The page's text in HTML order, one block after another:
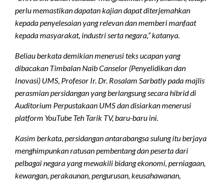
perlu memastikan dapatan kajian dapat diterjemahkan
kepada penyelesaian yang relevan dan memberi manfaat
kepada masyarakat, industri serta negara,” katanya.
Beliau berkata demikian menerusi teks ucapan yang
dibacakan Timbalan Naib Canselor (Penyelidikan dan
Inovasi) UMS, Profesor Ir. Dr. Rosalam Sarbatly pada majlis
perasmian persidangan yang berlangsung secara hibrid di
Auditorium Perpustakaan UMS dan disiarkan menerusi
platform YouTube Teh Tarik TV, baru-baru ini.
Kasim berkata, persidangan antarabangsa sulung itu berjaya
menghimpunkan ratusan pembentang dan peserta dari
pelbagai negara yang mewakili bidang ekonomi, perniagaan,
kewangan, perakaunan, pengurusan, keusahawanan,